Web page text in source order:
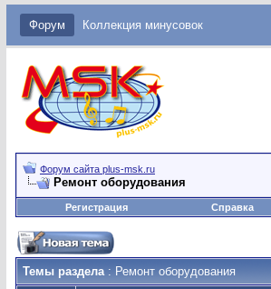
Форум Коллекция минусовок
Форум сайта plus-msk.ru
Ремонт оборудования
Регистрация Справка
Темы раздела: Ремонт оборудования